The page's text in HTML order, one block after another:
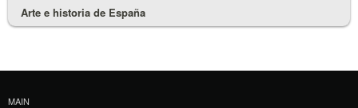
Arte e historia de España
MAIN